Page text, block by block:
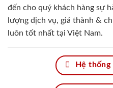
đến cho quý khách hàng sự
lượng dịch vụ, giá thành &
luôn tốt nhất tại Việt Nam.
Hệ thống